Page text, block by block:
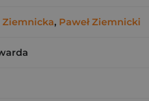
Ziemnicka, Paweł Ziemnicki